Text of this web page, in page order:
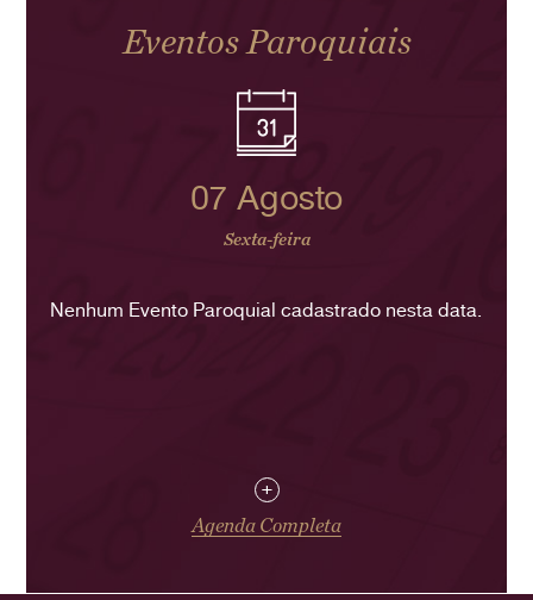
Eventos Paroquiais
07 Agosto
Sexta-feira
Nenhum Evento Paroquial cadastrado nesta data.
+
Agenda Completa